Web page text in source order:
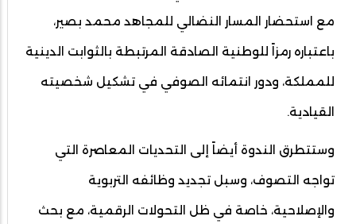
مع استحضار المسار النضالي للمجاهد محمد بصير،
باعتباره رمزاً للوطنية الصادقة المرتبطة بالثوابت الدينية
للمملكة، ودور انتمائه الصوفي في تشكيل شخصيته
القيادية.
وستتطرق الندوة أيضاً إلى التحديات المعاصرة التي
تواجه التصوف، وسبل تجديد وظائفه التربوية
والإصلاحية، خاصة في ظل التحولات الرقمية، مع بحث